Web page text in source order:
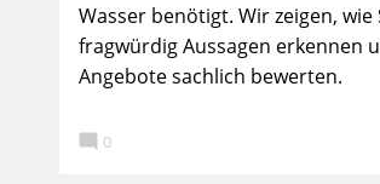
Wasser benötigt. Wir zeigen, wie
fragwürdig Aussagen erkennen
Angebote sachlich bewerten.
 0